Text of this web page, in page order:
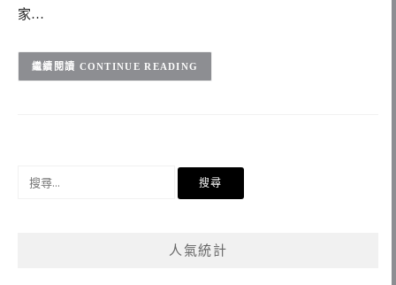
家…
CONTINUE READING
人氣統計